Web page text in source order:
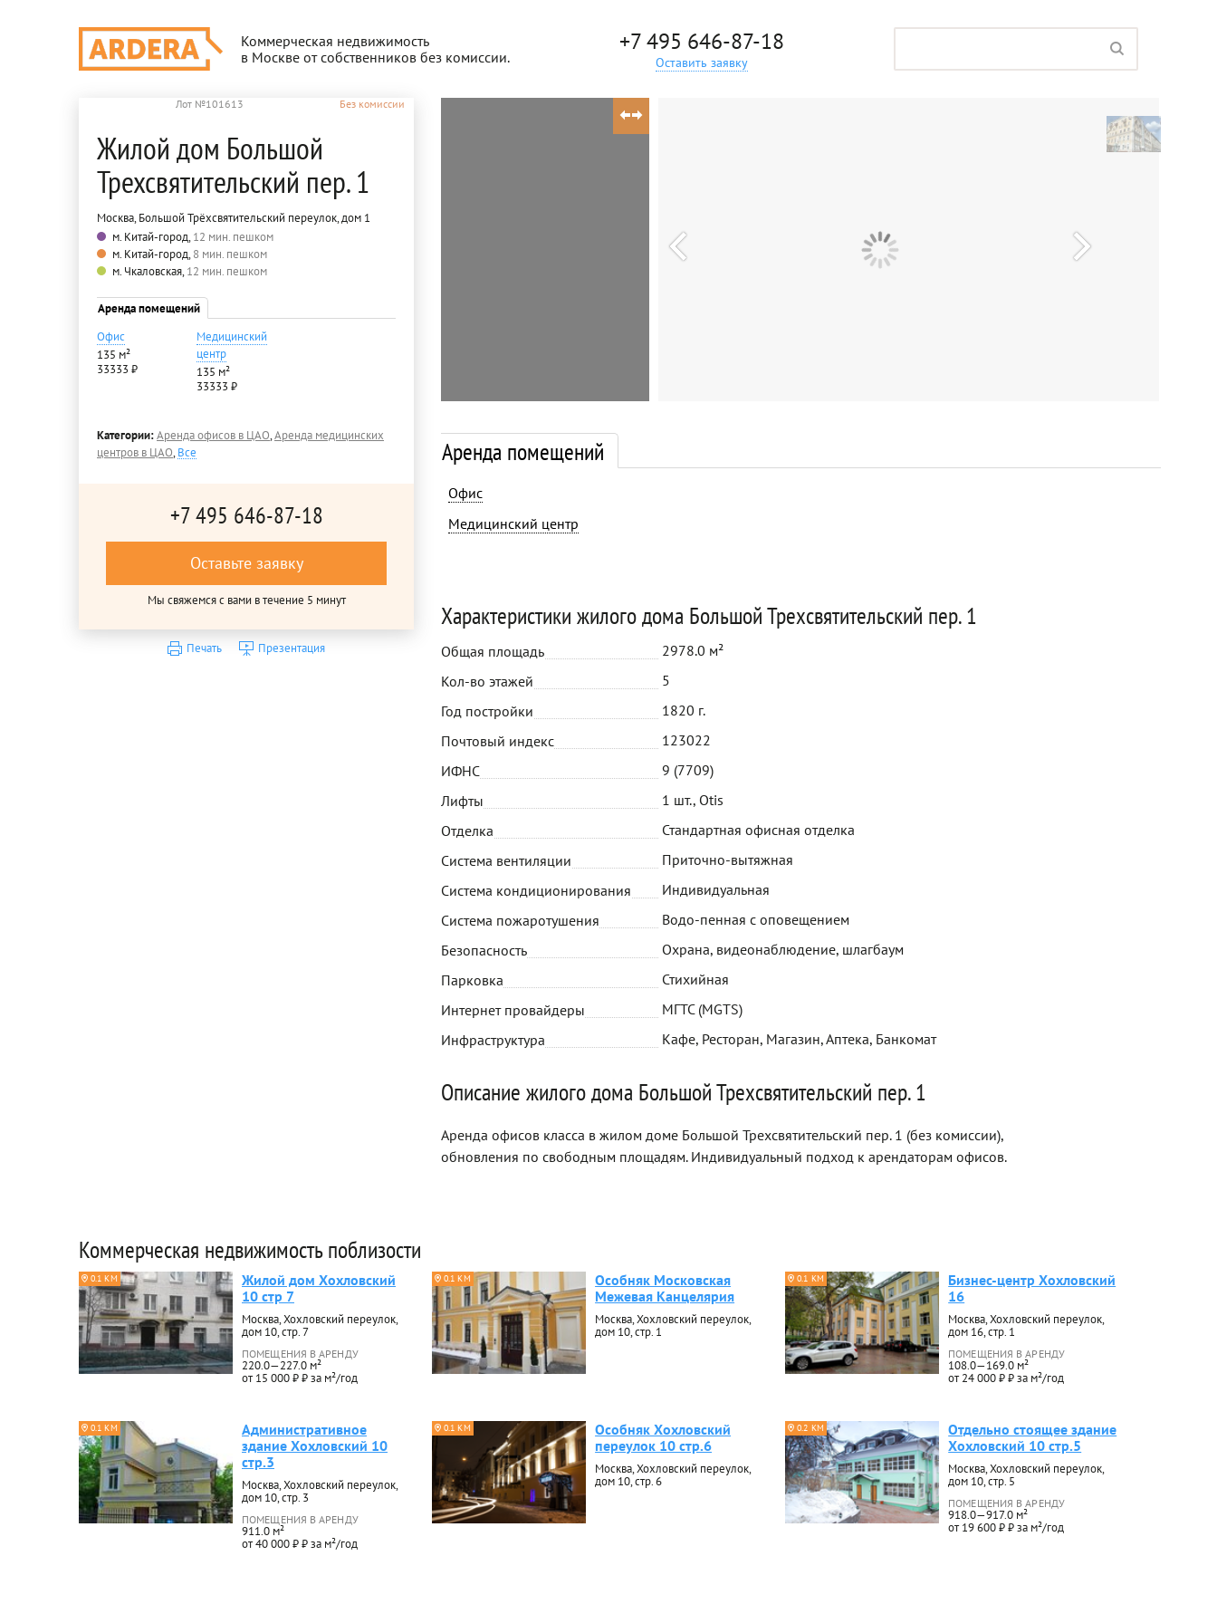
Коммерческая недвижимость
в Москве от собственников без комиссии.
+7 495 646-87-18
Оставить заявку
Лот №101613 Без комиссии
Жилой дом Большой
Трехсвятительский пер. 1
Москва, Большой Трёхсвятительский переулок, дом 1
м. Китай-город,12 мин. пешком
м. Китай-город,8 мин. пешком
м. Чкаловская,12 мин. пешком
Аренда помещений
Офис
135 м²
33333 ₽
Медицинский
центр
135 м²
33333 ₽
Категории:Аренда офисов в ЦАО,Аренда медицинских
центров в ЦАО,Все
+7 495 646-87-18
Оставьте заявку
Мы свяжемся с вами в течение 5 минут
Печать Презентация
Аренда помещений
Офис
Медицинский центр
Характеристики жилого дома Большой Трехсвятительский пер. 1
Общая площадь
2978.0 м²
Кол-во этажей
5
Год постройки
1820 г.
Почтовый индекс
123022
ИФНС
9 (7709)
Лифты
1 шт., Otis
Отделка
Стандартная офисная отделка
Система вентиляции
Приточно-вытяжная
Система кондиционирования
Индивидуальная
Система пожаротушения
Водо-пенная с оповещением
Безопасность
Охрана, видеонаблюдение, шлагбаум
Парковка
Стихийная
Интернет провайдеры
МГТС (MGTS)
Инфраструктура
Кафе, Ресторан, Магазин, Аптека, Банкомат
Описание жилого дома Большой Трехсвятительский пер. 1
Аренда офисов класса в жилом доме Большой Трехсвятительский пер. 1 (без комиссии),
обновления по свободным площадям. Индивидуальный подход к арендаторам офисов.
Коммерческая недвижимость поблизости
0.1 КМ
Жилой дом Хохловский
10 стр 7
Москва, Хохловский переулок,
дом 10, стр. 7
ПОМЕЩЕНИЯ В АРЕНДУ
220.0—227.0 м²
от 15 000 ₽ ₽ за м²/год
0.1 КМ
Особняк Московская
Межевая Канцелярия
Москва, Хохловский переулок,
дом 10, стр. 1
0.1 КМ
Бизнес-центр Хохловский
16
Москва, Хохловский переулок,
дом 16, стр. 1
ПОМЕЩЕНИЯ В АРЕНДУ
108.0—169.0 м²
от 24 000 ₽ ₽ за м²/год
0.1 КМ
Административное
здание Хохловский 10
стр.3
Москва, Хохловский переулок,
дом 10, стр. 3
ПОМЕЩЕНИЯ В АРЕНДУ
911.0 м²
от 40 000 ₽ ₽ за м²/год
0.1 КМ
Особняк Хохловский
переулок 10 стр.6
Москва, Хохловский переулок,
дом 10, стр. 6
0.2 КМ
Отдельно стоящее здание
Хохловский 10 стр.5
Москва, Хохловский переулок,
дом 10, стр. 5
ПОМЕЩЕНИЯ В АРЕНДУ
918.0—917.0 м²
от 19 600 ₽ ₽ за м²/год